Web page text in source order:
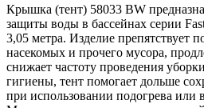
Крышка (тент) 58033 BW
защиты воды в бассейнах серии
3,05 метра. Изделие препятствует
насекомых и прочего мусора,
снижает частоту проведения
гигиены, тент помогает дольше
при использовании подогрева или